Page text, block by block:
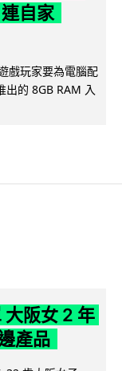
自家
戲玩家要為電腦配
出的 8GB RAM 入
阪女 2 年
產品